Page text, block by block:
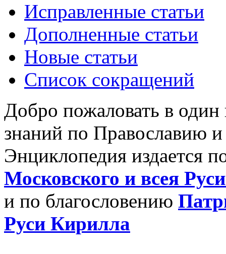
Исправленные статьи
Дополненные статьи
Новые статьи
Список сокращений
Добро пожаловать в
знаний по Православию
Энциклопедия издается
Московского и всея
и по благословению
Руси Кирилла